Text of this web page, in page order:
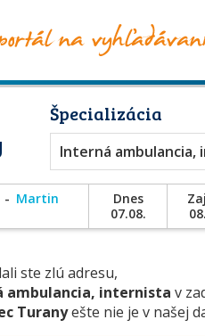
Špecializácia
Interná ambulancia,
Martin
Dnes
07.08.
ste zlú adresu,
ambulancia, internista v
Turanyešte nie je v našej